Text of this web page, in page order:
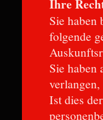
Ihre
Sie haben
folgende
Sie haben
Ist dies